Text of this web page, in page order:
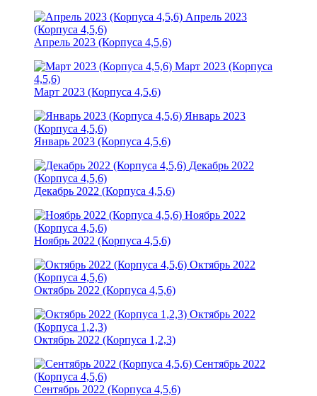
Апрель 2023
(Корпуса 4,5,6)
Апрель 2023 (Корпуса 4,5,6)
Март 2023 (Корпуса
4,5,6)
Март 2023 (Корпуса 4,5,6)
Январь 2023
(Корпуса 4,5,6)
Январь 2023 (Корпуса 4,5,6)
Декабрь 2022
(Корпуса 4,5,6)
Декабрь 2022 (Корпуса 4,5,6)
Ноябрь 2022
(Корпуса 4,5,6)
Ноябрь 2022 (Корпуса 4,5,6)
Октябрь 2022
(Корпуса 4,5,6)
Октябрь 2022 (Корпуса 4,5,6)
Октябрь 2022
(Корпуса 1,2,3)
Октябрь 2022 (Корпуса 1,2,3)
Сентябрь 2022
(Корпуса 4,5,6)
Сентябрь 2022 (Корпуса 4,5,6)